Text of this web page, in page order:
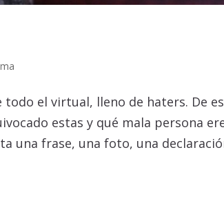
todo el virtual, lleno de haters. De
estas y qué mala persona
una frase, una foto, una